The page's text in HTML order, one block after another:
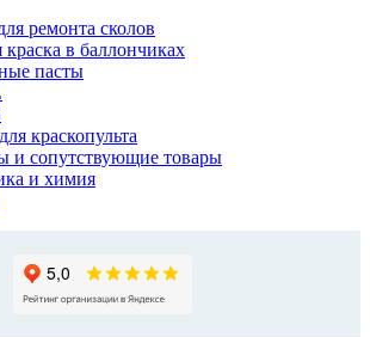
ремонта сколов
краска в баллончиках
пасты
краскопульта
и сопутствующие товары
и химия